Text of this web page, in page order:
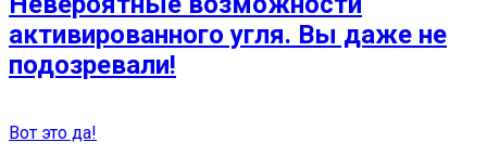
активированного угля. Вы даже не
подозревали!
Вот это да!